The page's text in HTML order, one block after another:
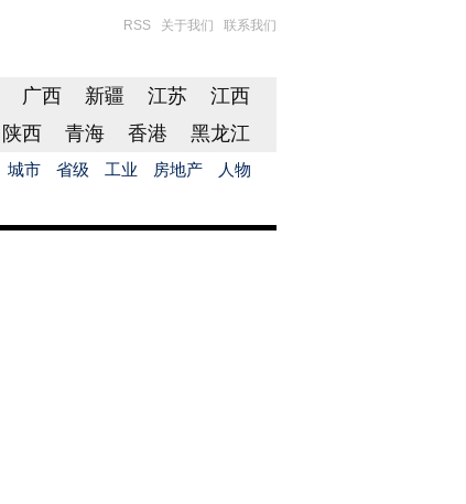
RSS 关于我们 联系我们
广西 新疆 江苏
江西
陕西 青海 香港 黑龙江
城市 省级 工业 房地产 人物